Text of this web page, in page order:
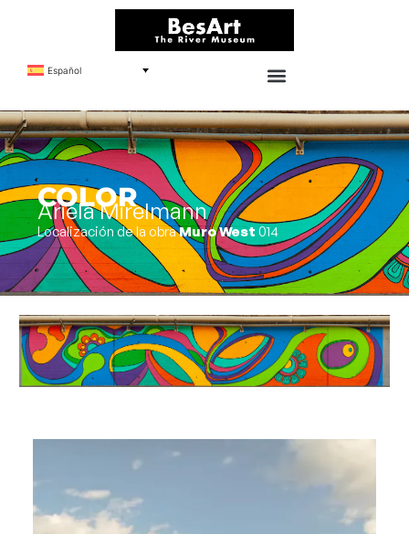
Español
COLOR
Ariela Mirelmann
Localización de la obraMuro West 014